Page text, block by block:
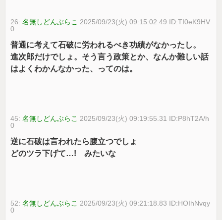
26:名無しどんぶらこ 2025/09/23(火) 09:15:02.49 ID:TI0eK9HV
0
普通に考えて石破に労われるべき功績がなかったし。
進次郎だけでしょ。そう言う政策とか、なんか難しい話
はよくわかんなかった、ってのは。
45:名無しどんぶらこ 2025/09/23(火) 09:19:55.31 ID:P8hT2A/h
0
逆に石破は言われたら腹立つでしょ
どのツラ下げて…! みたいな
52:名無しどんぶらこ 2025/09/23(火) 09:21:18.83 ID:HOIhNvqy
0